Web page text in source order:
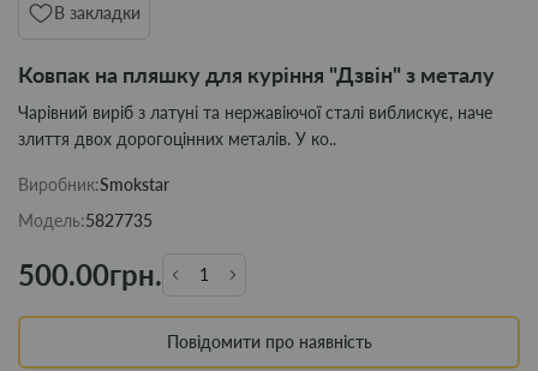
В закладки
Ковпак на пляшку для куріння "Дзвін" з металу
Чарівний виріб з латуні та нержавіючої сталі виблискує, наче
злиття двох дорогоцінних металів. У ко..
Виробник:Smokstar
Модель:5827735
500.00грн.
Повідомити про наявність